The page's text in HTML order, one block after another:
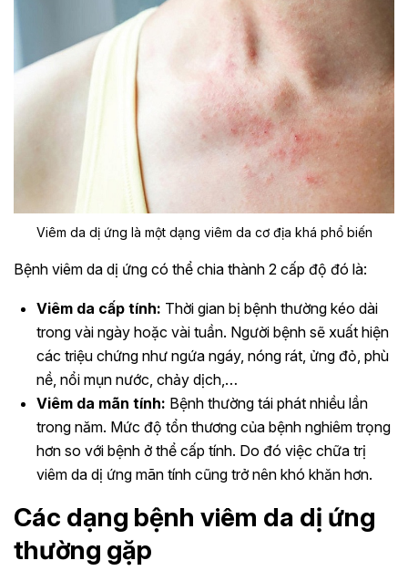
Viêm da dị ứng là một dạng viêm da cơ địa khá phổ biến
Bệnh viêm da dị ứng có thể chia thành 2 cấp độ đó là:
Viêm da cấp tính: Thời gian bị bệnh thường kéo dài
trong vài ngày hoặc vài tuần. Người bệnh sẽ xuất hiện
các triệu chứng như ngứa ngáy, nóng rát, ửng đỏ, phù
nề, nổi mụn nước, chảy dịch,…
Viêm da mãn tính: Bệnh thường tái phát nhiều lần
trong năm. Mức độ tổn thương của bệnh nghiêm trọng
hơn so với bệnh ở thể cấp tính. Do đó việc chữa trị
viêm da dị ứng mãn tính cũng trở nên khó khăn hơn.
Các dạng bệnh viêm da dị ứng
thường gặp